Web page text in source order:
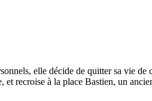
elle décide de quitter sa vie
recroise à la place Bastien, un